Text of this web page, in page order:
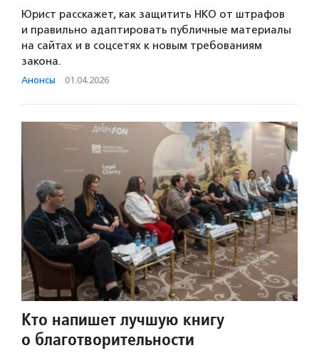
Юрист расскажет, как защитить НКО от штрафов
и правильно адаптировать публичные материалы
на сайтах и в соцсетях к новым требованиям
закона.
Анонсы · 01.04.2026
Кто напишет лучшую книгу
о благотворительности